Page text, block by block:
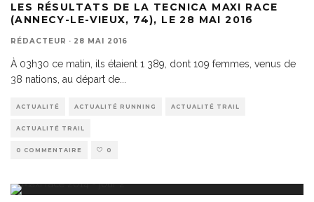
LES RÉSULTATS DE LA TECNICA MAXI RACE
(ANNECY-LE-VIEUX, 74), LE 28 MAI 2016
RÉDACTEUR · 28 MAI 2016
À 03h30 ce matin, ils étaient 1 389, dont 109 femmes, venus de
38 nations, au départ de
ACTUALITÉ ACTUALITÉ RUNNING ACTUALITÉ TRAIL
ACTUALITÉ TRAIL
0 COMMENTAIRE 0